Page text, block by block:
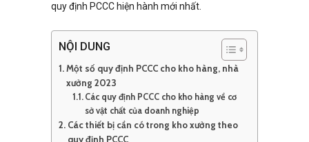
quy định PCCC hiện hành mới nhất.
NỘI DUNG
Một số quy định PCCC cho kho hàng, nhà
xưởng 2023
Các quy định PCCC cho kho hàng về cơ
sở vật chất của doanh nghiệp
Các thiết bị cần có trong kho xưởng theo
quy định PCCC